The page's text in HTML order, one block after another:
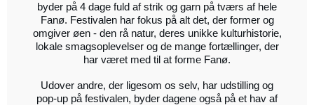
byder på 4 dage fuld af strik og garn på tværs af hele
Fanø. Festivalen har fokus på alt det, der former og
omgiver øen - den rå natur, deres unikke kulturhistorie,
lokale smagsoplevelser og de mange fortællinger, der
har været med til at forme Fanø.
Udover andre, der ligesom os selv, har udstilling og
pop-up på festivalen, byder dagene også på et hav af